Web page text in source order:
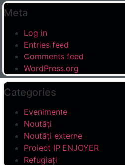
Meta
Log in
Entries feed
Comments feed
WordPress.org
Categories
Evenimente
Noutăți
Noutăți externe
Proiect IP ENJOYER
Refugiați